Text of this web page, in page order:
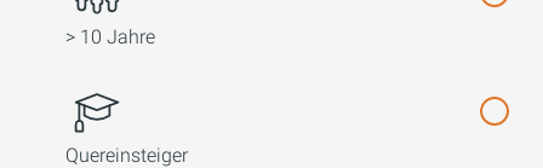
> 10 Jahre
Quereinsteiger